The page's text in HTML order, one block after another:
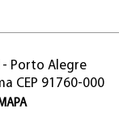
- Porto Alegre
CEP 91760-000